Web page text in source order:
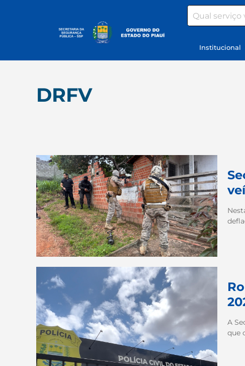
Search
Institucional
DRFV
A
que